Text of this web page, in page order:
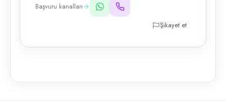
Başvuru kanalları
Şikayet et